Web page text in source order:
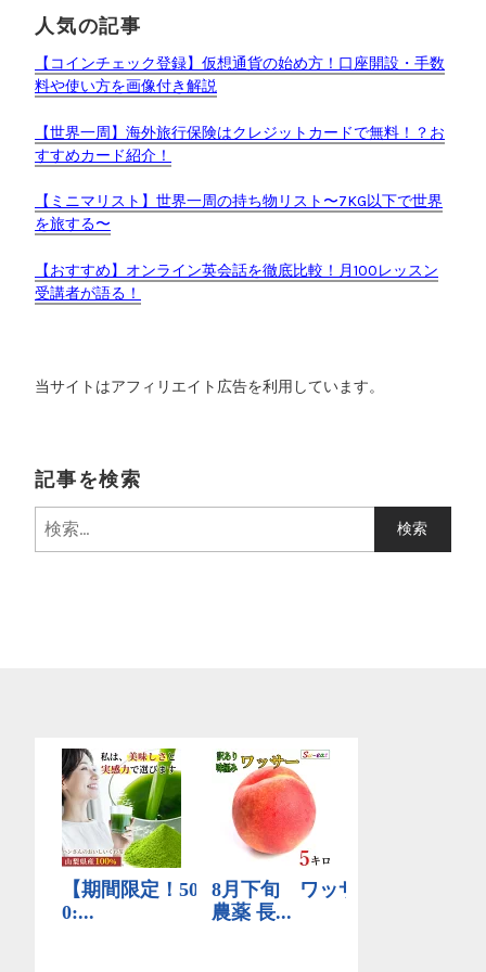
人気の記事
【コインチェック登録】仮想通貨の始め方！口座開設・手数
料や使い方を画像付き解説
【世界一周】海外旅行保険はクレジットカードで無料！？お
すすめカード紹介！
【ミニマリスト】世界一周の持ち物リスト〜7KG以下で世界
を旅する〜
【おすすめ】オンライン英会話を徹底比較！月100レッスン
受講者が語る！
当サイトはアフィリエイト広告を利用しています。
記事を検索